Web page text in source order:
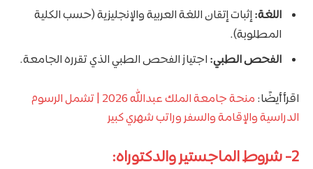
اللغة:إثبات إتقان اللغة العربية والإنجليزية (حسب الكلية
المطلوبة).
الفحص الطبي: اجتياز الفحص الطبي الذي تقرره الجامعة.
اقرأ أيضًا:
منحة جامعة الملك عبدالله 2026 | تشمل الرسوم
الدراسية والإقامة والسفر وراتب شهري كبير
2- شروط الماجستير والدكتوراه: